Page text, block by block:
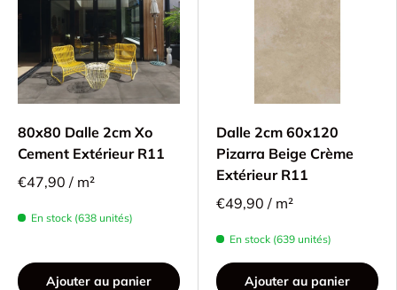
80x80 Dalle 2cm Xo
Cement Extérieur R11
€47,90 / m²
En stock (638 unités)
Ajouter au panier
Dalle 2cm 60x120
Pizarra Beige Crème
Extérieur R11
€49,90 / m²
En stock (639 unités)
Ajouter au panier